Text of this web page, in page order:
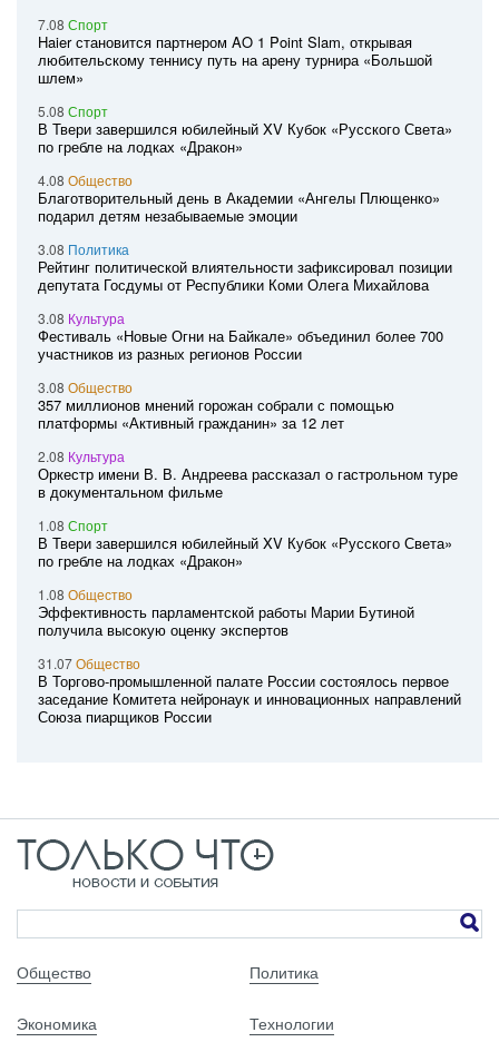
7.08 Спорт
Haier становится партнером AO 1 Point Slam, открывая
любительскому теннису путь на арену турнира «Большой
шлем»
5.08 Спорт
В Твери завершился юбилейный XV Кубок «Русского Света»
по гребле на лодках «Дракон»
4.08 Общество
Благотворительный день в Академии «Ангелы Плющенко»
подарил детям незабываемые эмоции
3.08 Политика
Рейтинг политической влиятельности зафиксировал позиции
депутата Госдумы от Республики Коми Олега Михайлова
3.08 Культура
Фестиваль «Новые Огни на Байкале» объединил более 700
участников из разных регионов России
3.08 Общество
357 миллионов мнений горожан собрали с помощью
платформы «Активный гражданин» за 12 лет
2.08 Культура
Оркестр имени В. В. Андреева рассказал о гастрольном туре
в документальном фильме
1.08 Спорт
В Твери завершился юбилейный XV Кубок «Русского Света»
по гребле на лодках «Дракон»
1.08 Общество
Эффективность парламентской работы Марии Бутиной
получила высокую оценку экспертов
31.07Общество
В Торгово-промышленной палате России состоялось первое
заседание Комитета нейронаук и инновационных направлений
Союза пиарщиков России
Общество Политика
Экономика Технологии